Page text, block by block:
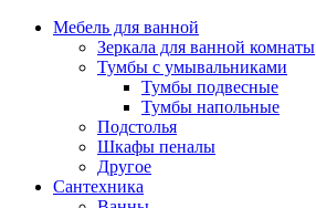
Мебель для ванной
Зеркала для ванной комнаты
Тумбы с умывальниками
Тумбы подвесные
Тумбы напольные
Подстолья
Шкафы пеналы
Другое
Сантехника